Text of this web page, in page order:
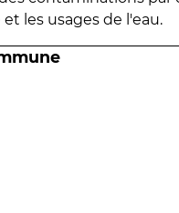
les usages de l'eau.